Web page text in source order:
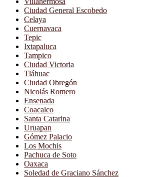
Ciudad General Escobedo
Celaya
Cuernavaca
Tepic
Ixtapaluca
Tampico
Ciudad Victoria
Tláhuac
Ciudad Obregón
Nicolás Romero
Ensenada
Coacalco
Santa Catarina
Uruapan
Gómez Palacio
Los Mochis
Pachuca de Soto
Oaxaca
Soledad de Graciano Sánchez